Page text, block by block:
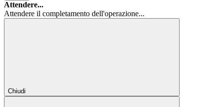
Attendere...
Attendere il completamento dell'operazione...
Chiudi